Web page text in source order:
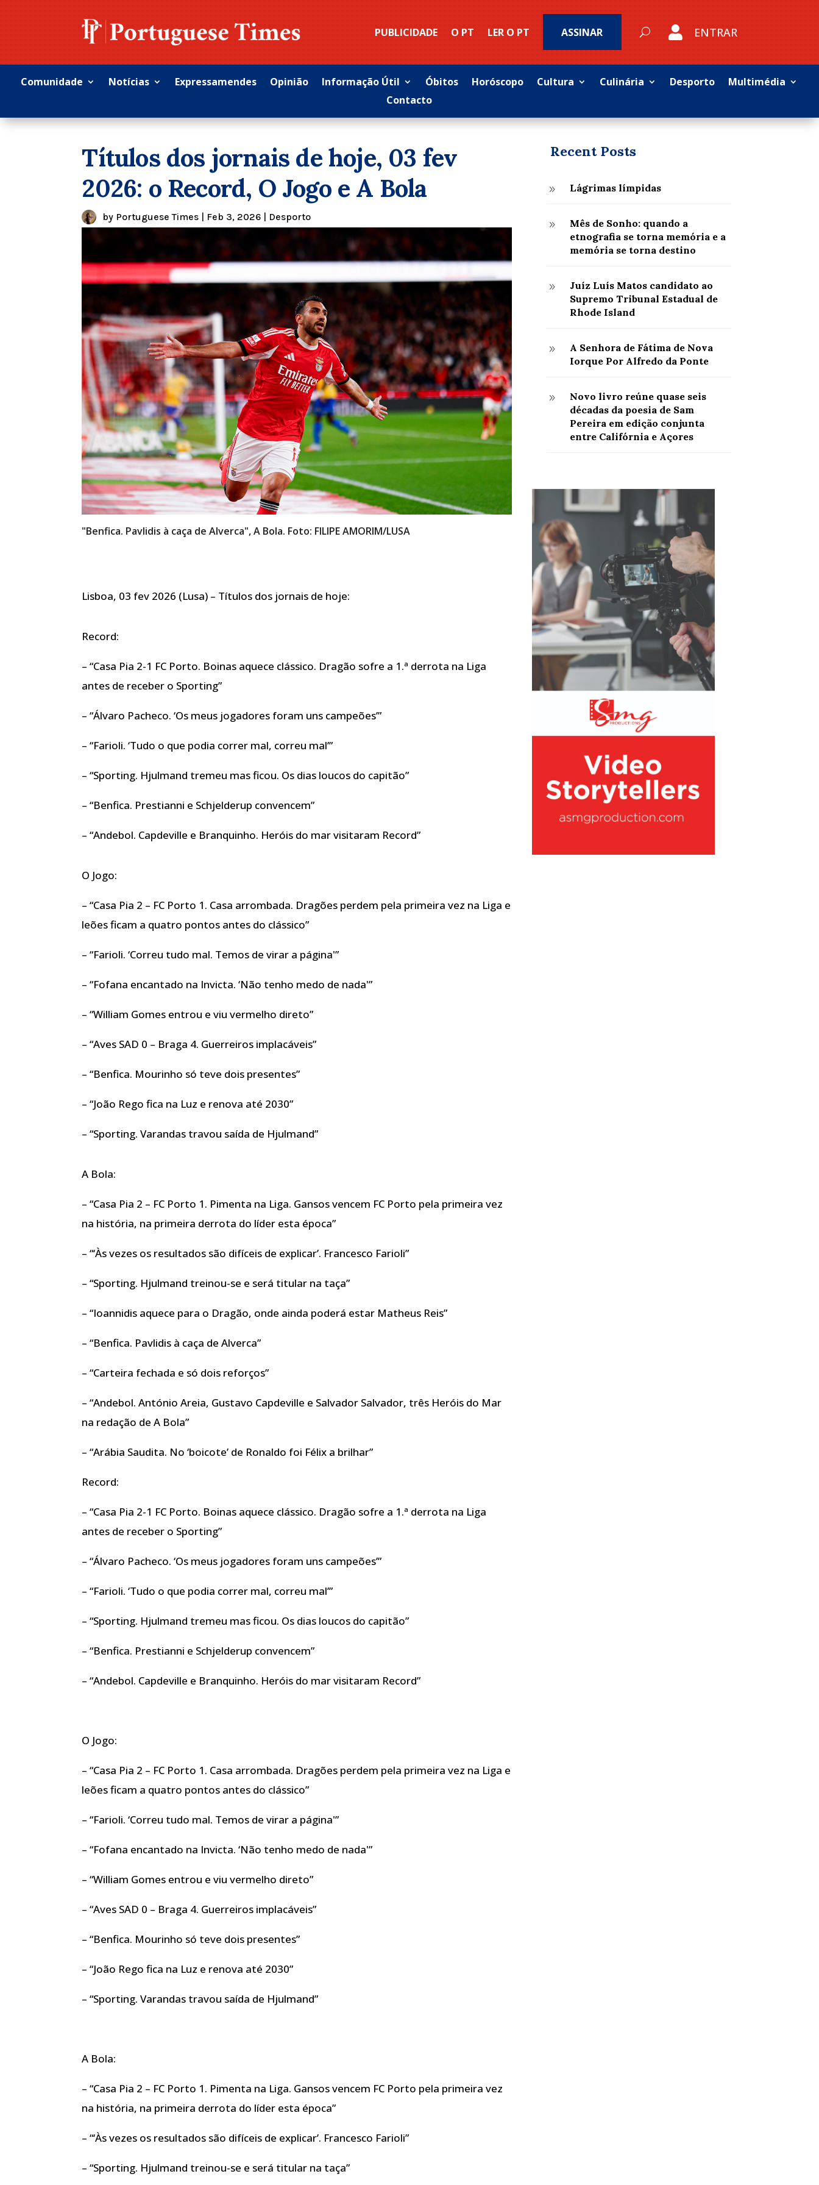
PUBLICIDADE O PT LER O PT ASSINAR  ENTRAR
Comunidade Notícias Expressamendes Opinião Informação Útil Óbitos Horóscopo Cultura Culinária Desporto
Multimédia
Contacto
Títulos dos jornais de hoje, 03 fev
2026: o Record, O Jogo e A Bola
by Portuguese Times Feb 3, 2026 Desporto
"Benfica. Pavlidis à caça de Alverca", A Bola. Foto: FILIPE AMORIM/LUSA
Lisboa, 03 fev 2026 (Lusa) – Títulos dos jornais de hoje:
Record:
– “Casa Pia 2-1 FC Porto. Boinas aquece clássico. Dragão sofre a 1.ª derrota na Liga
antes de receber o Sporting”
– “Álvaro Pacheco. ‘Os meus jogadores foram uns campeões’”
– “Farioli. ‘Tudo o que podia correr mal, correu mal’”
– “Sporting. Hjulmand tremeu mas ficou. Os dias loucos do capitão”
– “Benfica. Prestianni e Schjelderup convencem”
– “Andebol. Capdeville e Branquinho. Heróis do mar visitaram Record”
O Jogo:
– “Casa Pia 2 – FC Porto 1. Casa arrombada. Dragões perdem pela primeira vez na Liga e
leões ficam a quatro pontos antes do clássico”
– “Farioli. ‘Correu tudo mal. Temos de virar a página'”
– “Fofana encantado na Invicta. ‘Não tenho medo de nada'”
– “William Gomes entrou e viu vermelho direto”
– “Aves SAD 0 – Braga 4. Guerreiros implacáveis”
– “Benfica. Mourinho só teve dois presentes”
– “João Rego fica na Luz e renova até 2030”
– “Sporting. Varandas travou saída de Hjulmand”
A Bola:
– “Casa Pia 2 – FC Porto 1. Pimenta na Liga. Gansos vencem FC Porto pela primeira vez
na história, na primeira derrota do líder esta época”
– “‘Às vezes os resultados são difíceis de explicar’. Francesco Farioli”
– “Sporting. Hjulmand treinou-se e será titular na taça”
– “Ioannidis aquece para o Dragão, onde ainda poderá estar Matheus Reis”
– “Benfica. Pavlidis à caça de Alverca”
– “Carteira fechada e só dois reforços”
– “Andebol. António Areia, Gustavo Capdeville e Salvador Salvador, três Heróis do Mar
na redação de A Bola”
– “Arábia Saudita. No ‘boicote’ de Ronaldo foi Félix a brilhar”
Record:
– “Casa Pia 2-1 FC Porto. Boinas aquece clássico. Dragão sofre a 1.ª derrota na Liga
antes de receber o Sporting”
– “Álvaro Pacheco. ‘Os meus jogadores foram uns campeões’”
– “Farioli. ‘Tudo o que podia correr mal, correu mal’”
– “Sporting. Hjulmand tremeu mas ficou. Os dias loucos do capitão”
– “Benfica. Prestianni e Schjelderup convencem”
– “Andebol. Capdeville e Branquinho. Heróis do mar visitaram Record”
O Jogo:
– “Casa Pia 2 – FC Porto 1. Casa arrombada. Dragões perdem pela primeira vez na Liga e
leões ficam a quatro pontos antes do clássico”
– “Farioli. ‘Correu tudo mal. Temos de virar a página'”
– “Fofana encantado na Invicta. ‘Não tenho medo de nada'”
– “William Gomes entrou e viu vermelho direto”
– “Aves SAD 0 – Braga 4. Guerreiros implacáveis”
– “Benfica. Mourinho só teve dois presentes”
– “João Rego fica na Luz e renova até 2030”
– “Sporting. Varandas travou saída de Hjulmand”
A Bola:
– “Casa Pia 2 – FC Porto 1. Pimenta na Liga. Gansos vencem FC Porto pela primeira vez
na história, na primeira derrota do líder esta época”
– “‘Às vezes os resultados são difíceis de explicar’. Francesco Farioli”
– “Sporting. Hjulmand treinou-se e será titular na taça”
Recent Posts
9 Lágrimas límpidas
9
Mês de Sonho: quando a
etnografia se torna memória e a
memória se torna destino
9
Juíz Luís Matos candidato ao
Supremo Tribunal Estadual de
Rhode Island
9
A Senhora de Fátima de Nova
Iorque Por Alfredo da Ponte
9
Novo livro reúne quase seis
décadas da poesia de Sam
Pereira em edição conjunta
entre Califórnia e Açores